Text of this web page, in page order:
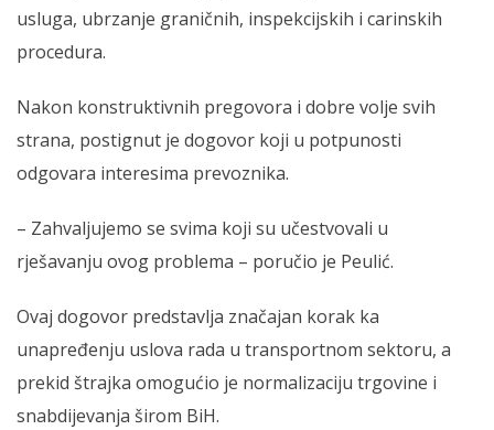
usluga, ubrzanje graničnih, inspekcijskih i carinskih
procedura.
Nakon konstruktivnih pregovora i dobre volje svih
strana, postignut je dogovor koji u potpunosti
odgovara interesima prevoznika.
– Zahvaljujemo se svima koji su učestvovali u
rješavanju ovog problema – poručio je Peulić.
Ovaj dogovor predstavlja značajan korak ka
unapređenju uslova rada u transportnom sektoru, a
prekid štrajka omogućio je normalizaciju trgovine i
snabdijevanja širom BiH.